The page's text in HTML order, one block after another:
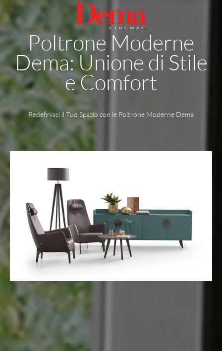
Poltrone Moderne
Dema: Unione di Stile
e Comfort
Redefinisci il Tuo Spazio con le Poltrone Moderne Dema